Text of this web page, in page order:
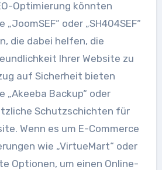
Optimierung könnten
oder „SH404SEF“
die dabei helfen, die
Ihrer Website zu
auf Sicherheit bieten
„Akeeba Backup“ oder
Schutzschichten für
Wenn es um E-Commerce
wie „VirtueMart“ oder
Optionen, um einen Online-